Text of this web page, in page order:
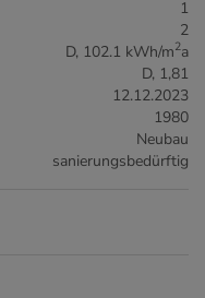
1
2
D, 102.1 kWh/m2a
D, 1,81
12.12.2023
1980
Neubau
sanierungsbedürftig